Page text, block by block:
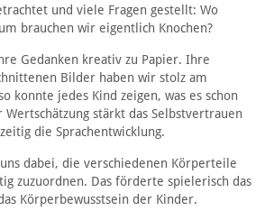
und viele Fragen gestellt: Wo
brauchen wir eigentlich Knochen?
Gedanken kreativ zu Papier. Ihre
Bilder haben wir stolz am
konnte jedes Kind zeigen, was es schon
stärkt das Selbstvertrauen
die Sprachentwicklung.
dabei, die verschiedenen Körperteile
zuzuordnen. Das förderte spielerisch das
Körperbewusstsein der Kinder.